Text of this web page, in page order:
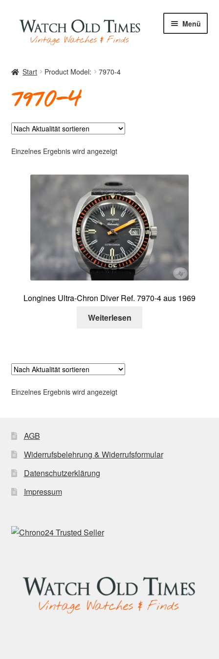
Zur
Navigation
springen
Zum
Inhalt
springen
Menü
Uhren
Über mich
Kontakt
Start Product Model: 7970-4
7970-4
Einzelnes Ergebnis wird angezeigt
Longines Ultra-Chron Diver Ref. 7970-4 aus 1969
Weiterlesen
Einzelnes Ergebnis wird angezeigt
AGB
Widerrufsbelehrung & Widerrufsformular
Datenschutzerklärung
Impressum